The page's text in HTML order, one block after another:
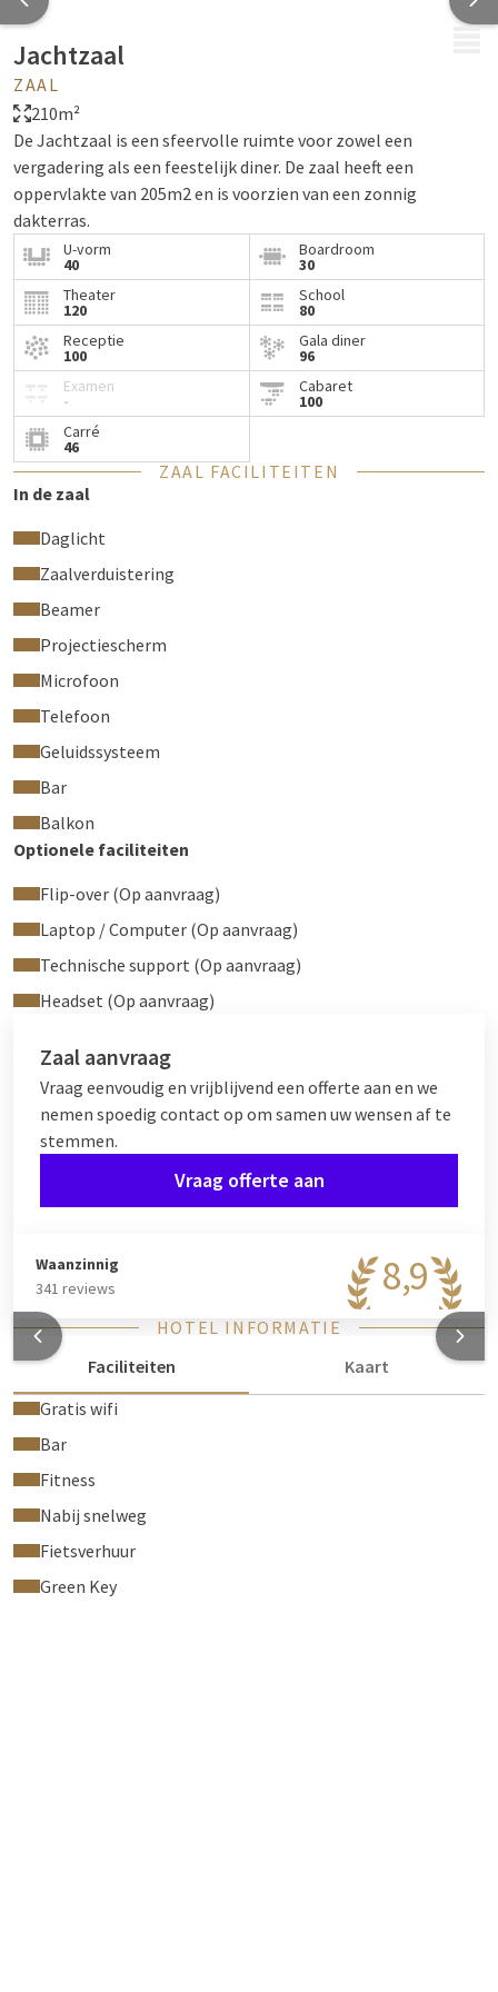
Jachtzaal
ZAAL
210m²
De Jachtzaal is een sfeervolle ruimte voor zowel een
vergadering als een feestelijk diner. De zaal heeft een
oppervlakte van 205m2 en is voorzien van een zonnig
dakterras.
U-vorm
40
Boardroom
30
Theater
120
School
80
Receptie
100
Gala diner
96
Examen
-
Cabaret
100
Carré
46
ZAAL FACILITEITEN
In de zaal
Daglicht
Zaalverduistering
Beamer
Projectiescherm
Microfoon
Telefoon
Geluidssysteem
Bar
Balkon
Optionele faciliteiten
Flip-over (Op aanvraag)
Laptop / Computer (Op aanvraag)
Technische support (Op aanvraag)
Headset (Op aanvraag)
Zaal aanvraag
Vraag eenvoudig en vrijblijvend een offerte aan en we
nemen spoedig contact op om samen uw wensen af te
stemmen.
Vraag offerte aan
8,9
Waanzinnig
341 reviews
HOTEL INFORMATIE
Faciliteiten
Kaart
Gratis wifi
Bar
Fitness
Nabij snelweg
Fietsverhuur
Green Key